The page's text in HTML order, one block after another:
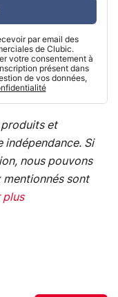
par email des
de Clubic.
votre consentement à
présent dans
de vos données,
et
indépendance. Si
nous pouvons
mentionnés sont
plus